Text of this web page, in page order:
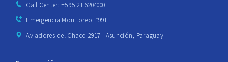
Call Center: +595 21 6204000
Emergencia Monitoreo: *991
Aviadores del Chaco 2917 - Asunción, Paraguay